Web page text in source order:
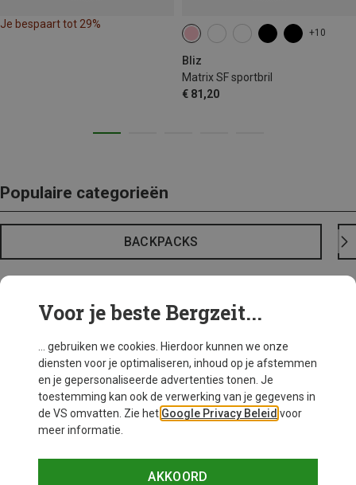
Je bespaart tot 29%
+10
Bliz
Matrix SF sportbril
€ 81,20
Populaire categorieën
BACKPACKS
Voor je beste Bergzeit...
... gebruiken we cookies. Hierdoor kunnen we onze
diensten voor je optimaliseren, inhoud op je afstemmen
en je gepersonaliseerde advertenties tonen. Je
toestemming kan ook de verwerking van je gegevens in
de VS omvatten. Zie het Google Privacy Beleid voor
meer informatie.
AKKOORD